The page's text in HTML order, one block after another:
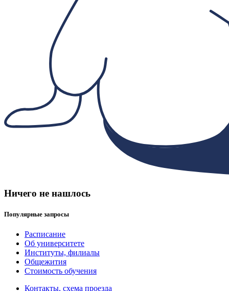
Ничего не нашлось
Популярные запросы
Расписание
Об университете
Институты, филиалы
Общежития
Стоимость обучения
Контакты, схема проезда